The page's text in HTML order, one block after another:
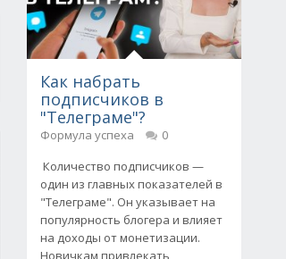
Как набрать
подписчиков в
"Телеграме"?
Формула успеха
0
Количество подписчиков —
один из главных показателей в
"Телеграме". Он указывает на
популярность блогера и влияет
на доходы от монетизации.
Новичкам привлекать